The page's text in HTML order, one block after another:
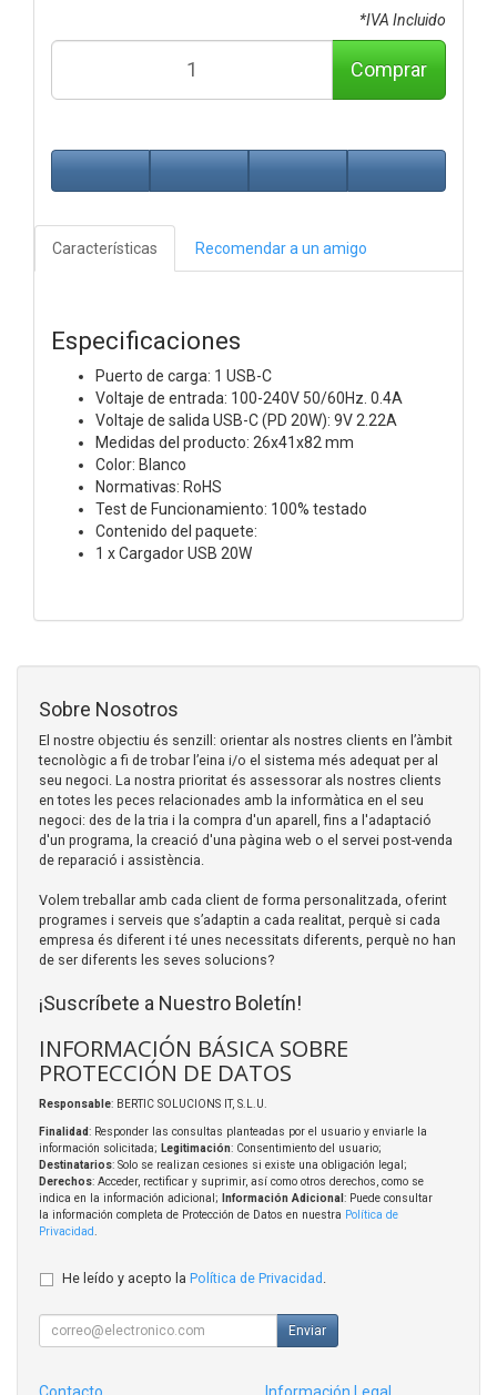
*IVA Incluido
Comprar
Características Recomendar a un amigo
Especificaciones
Puerto de carga: 1 USB-C
Voltaje de entrada: 100-240V 50/60Hz. 0.4A
Voltaje de salida USB-C (PD 20W): 9V 2.22A
Medidas del producto: 26x41x82 mm
Color: Blanco
Normativas: RoHS
Test de Funcionamiento: 100% testado
Contenido del paquete:
1 x Cargador USB 20W
Sobre Nosotros
El nostre objectiu és senzill: orientar als nostres clients en l’àmbit
tecnològic a fi de trobar l’eina i/o el sistema més adequat per al
seu negoci. La nostra prioritat és assessorar als nostres clients
en totes les peces relacionades amb la informàtica en el seu
negoci: des de la tria i la compra d'un aparell, fins a l'adaptació
d'un programa, la creació d'una pàgina web o el servei post-venda
de reparació i assistència.
Volem treballar amb cada client de forma personalitzada, oferint
programes i serveis que s’adaptin a cada realitat, perquè si cada
empresa és diferent i té unes necessitats diferents, perquè no han
de ser diferents les seves solucions?
¡Suscríbete a Nuestro Boletín!
INFORMACIÓN BÁSICA SOBRE
PROTECCIÓN DE DATOS
Responsable: BERTIC SOLUCIONS IT, S.L.U.
Finalidad: Responder las consultas planteadas por el usuario y enviarle la
información solicitada; Legitimación: Consentimiento del usuario;
Destinatarios: Solo se realizan cesiones si existe una obligación legal;
Derechos: Acceder, rectificar y suprimir, así como otros derechos, como se
indica en la información adicional;
Información Adicional : Puede consultar
la información completa de Protección de Datos en nuestra Política de
Privacidad
He leído y acepto la Política de Privacidad
Enviar
Contacto Información Legal